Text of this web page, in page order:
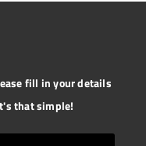
fill in your details
that simple!